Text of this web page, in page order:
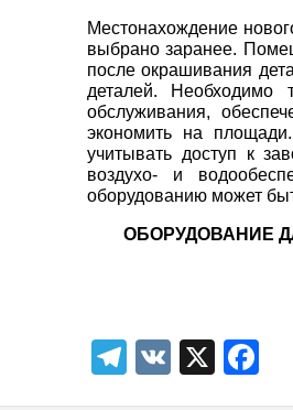
Местонахождение
выбрано заранее.
после окрашивания
деталей. Необходимо
обслуживания,
экономить на
учитывать доступ к
воздухо- и
оборудованию может
ОБОРУДОВАНИЕ
Telegram
VK X